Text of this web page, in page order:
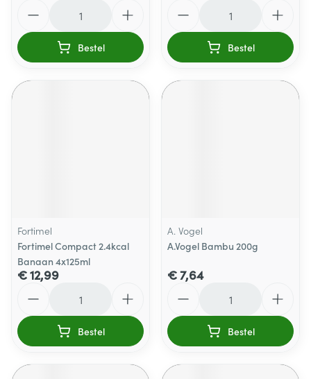
Bestel Bestel
Fortimel
Fortimel Compact 2.4kcal
Banaan 4x125ml
€ 12,99
Bestel
A. Vogel
A.Vogel Bambu 200g
€ 7,64
Bestel